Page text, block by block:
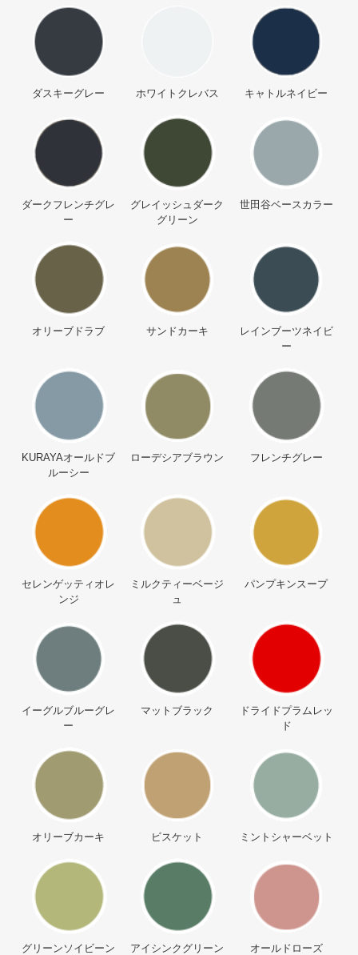
ダスキーグレー ホワイトクレバス キャトルネイビー
ダークフレンチグレ
ー
グレイッシュダーク
グリーン
世田谷ベースカラー
オリーブドラブ サンドカーキ
レインブーツネイビ
ー
KURAYAオールドブ
ルーシー
ローデシアブラウン フレンチグレー
セレンゲッティオレ
ンジ
ミルクティーベージ
ュ
パンプキンスープ
イーグルブルーグレ
ー
マットブラック
ドライドプラムレッ
ド
オリーブカーキ ビスケット ミントシャーベット
グリーンソイビーン
アイシンクグリーン オールドローズ